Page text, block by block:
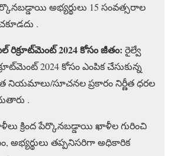
అభ్యర్థులు 15 సంవత్సరాల
.
రిక్రూట్‌మెంట్ 2024 కోసం జీతం: రైల్వే
2024 కోసం ఎంపిక చేసుకున్న
నియమాలు/సూచనల ప్రకారం నిర్ణీత ధరల
.
క్రింద పేర్కొనబడ్డాయి ఖాళీల గురించి
అభ్యర్థులు తప్పనిసరిగా అధికారిక